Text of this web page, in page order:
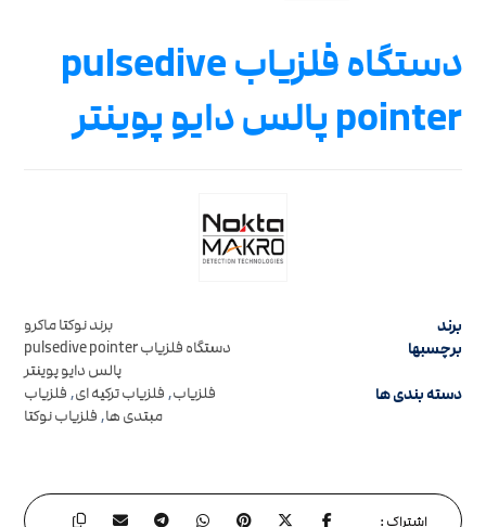
دستگاه فلزیاب pulsedive
pointer پالس دایو پوینتر
برند برند نوکتا ماکرو
برچسبها
دستگاه فلزیاب pulsedive pointer
پالس دایو پوینتر
دسته بندی ها فلزیاب, فلزیاب ترکیه ای, فلزیاب
مبتدی ها, فلزیاب نوکتا